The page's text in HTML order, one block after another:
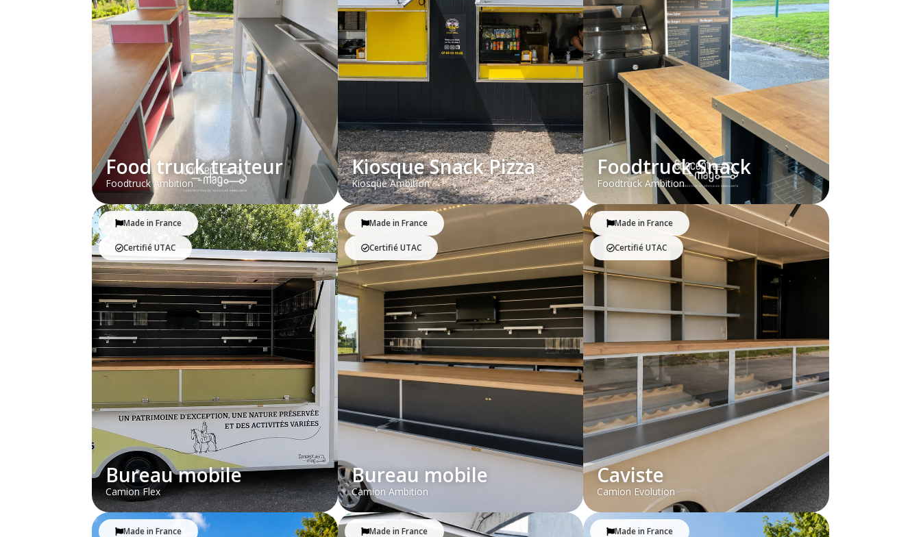
Food truck traiteur
Foodtruck Ambition
Kiosque Snack Pizza
Kiosque Ambition
Foodtruck Snack
Foodtruck Ambition
Made in France
Certifié UTAC
Bureau mobile
Camion Flex
Made in France
Certifié UTAC
Bureau mobile
Camion Ambition
Made in France
Certifié UTAC
Caviste
Camion Evolution
Made in France Made in France Made in France